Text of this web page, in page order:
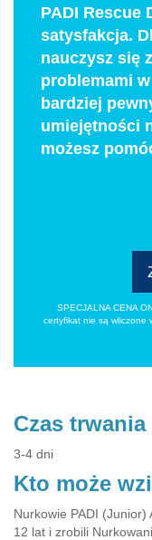
PADI Rescue
satysfakcja.
nauczysz się
problemami
bardziej
umiejętności
możesz
SPECJALNA CENA
certyfikat nie są wliczone
Czas trwania
3-4 dni
Kto może
Nurkowie PADI
12 lat i zrobili